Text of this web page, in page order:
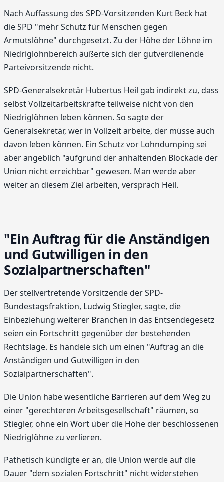
Nach Auffassung des SPD-Vorsitzenden Kurt Beck hat
die SPD "mehr Schutz für Menschen gegen
Armutslöhne" durchgesetzt. Zu der Höhe der Löhne im
Niedriglohnbereich äußerte sich der gutverdienende
Parteivorsitzende nicht.
SPD-Generalsekretär Hubertus Heil gab indirekt zu, dass
selbst Vollzeitarbeitskräfte teilweise nicht von den
Niedriglöhnen leben können. So sagte der
Generalsekretär, wer in Vollzeit arbeite, der müsse auch
davon leben können. Ein Schutz vor Lohndumping sei
aber angeblich "aufgrund der anhaltenden Blockade der
Union nicht erreichbar" gewesen. Man werde aber
weiter an diesem Ziel arbeiten, versprach Heil.
"Ein Auftrag für die Anständigen
und Gutwilligen in den
Sozialpartnerschaften"
Der stellvertretende Vorsitzende der SPD-
Bundestagsfraktion, Ludwig Stiegler, sagte, die
Einbeziehung weiterer Branchen in das Entsendegesetz
seien ein Fortschritt gegenüber der bestehenden
Rechtslage. Es handele sich um einen "Auftrag an die
Anständigen und Gutwilligen in den
Sozialpartnerschaften".
Die Union habe wesentliche Barrieren auf dem Weg zu
einer "gerechteren Arbeitsgesellschaft" räumen, so
Stiegler, ohne ein Wort über die Höhe der beschlossenen
Niedriglöhne zu verlieren.
Pathetisch kündigte er an, die Union werde auf die
Dauer "dem sozialen Fortschritt" nicht widerstehen